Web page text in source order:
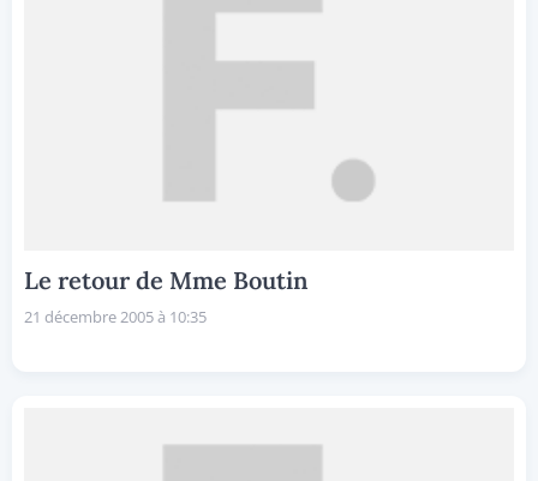
Le retour de Mme Boutin
21 décembre 2005 à 10:35